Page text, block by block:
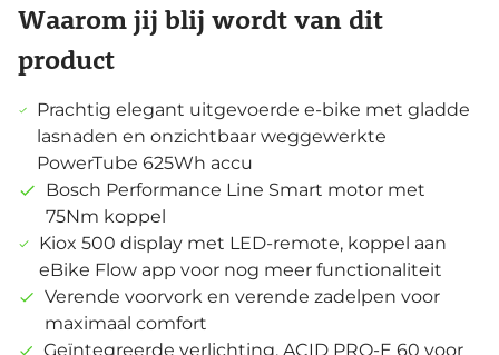
Waarom jij blij wordt van dit
product
Prachtig elegant uitgevoerde e-bike met gladde
lasnaden en onzichtbaar weggewerkte
PowerTube 625Wh accu
Bosch Performance Line Smart motor met
75Nm koppel
Kiox 500 display met LED-remote, koppel aan
eBike Flow app voor nog meer functionaliteit
Verende voorvork en verende zadelpen voor
maximaal comfort
Geïntegreerde verlichting, ACID PRO-E 60 voor